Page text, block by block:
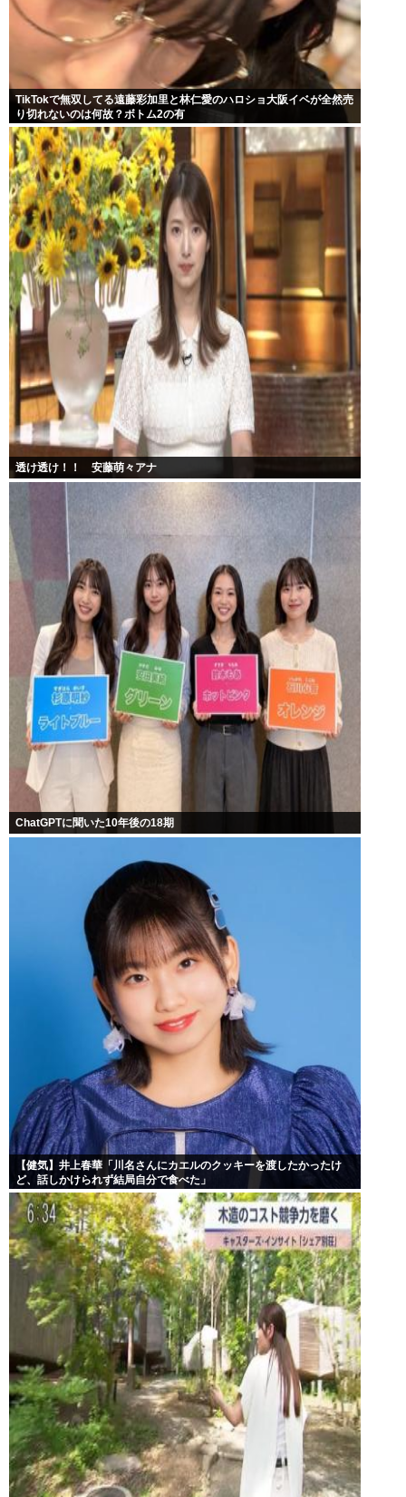
TikTokで無双してる遠藤彩加里と林仁愛のハロショ大阪イベが全然売
り切れないのは何故？ボトム2の有
透け透け！！ 安藤萌々アナ
ChatGPTに聞いた10年後の18期
【健気】井上春華「川名さんにカエルのクッキーを渡したかったけ
ど、話しかけられず結局自分で食べた」